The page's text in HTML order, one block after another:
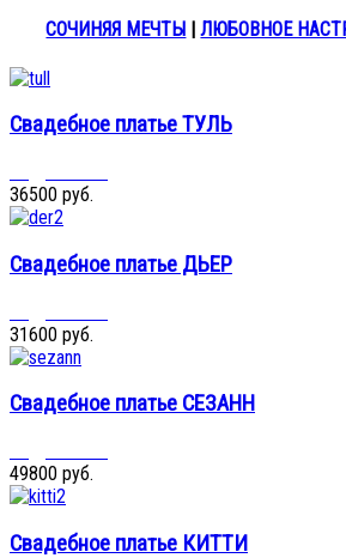
СОЧИНЯЯ МЕЧТЫ |ЛЮБОВНОЕ
Свадебное платье ТУЛЬ
36500 руб.
Свадебное платье ДЬЕР
31600 руб.
Свадебное платье СЕЗАНН
49800 руб.
Свадебное платье КИТТИ